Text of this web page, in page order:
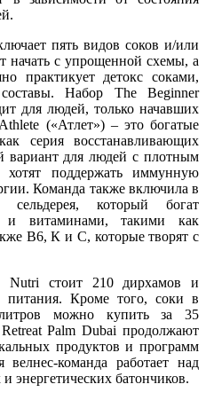
пять видов соков и/или
начать с упрощенной схемы, а
практикует детокс соками,
Набор The Beginner
для людей, только начавших
(«Атлет») – это богатые
серия восстанавливающих
вариант для людей с плотным
хотят поддержать иммунную
Команда также включила в
который богат
и витаминами, такими как
В6, К и С, которые творят с
Nutri стоит 210 дирхамов и
питания. Кроме того, соки в
можно купить за 35
Palm Dubai продолжают
продуктов и программ
команда работает над
энергетических батончиков.